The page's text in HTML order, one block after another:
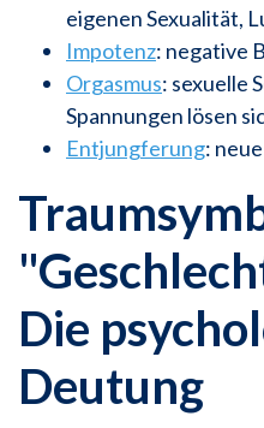
eigenen Sexualität,
Impotenz: negative
Orgasmus: sexuelle
Spannungen lösen
Entjungferung:
Die
Deutung